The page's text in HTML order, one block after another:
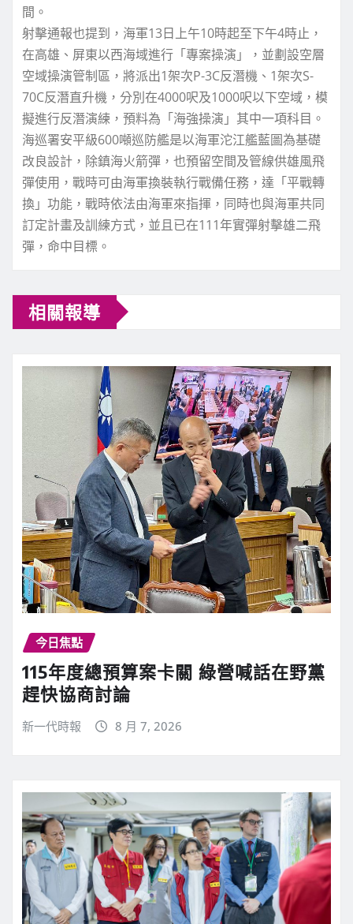
間。
射擊通報也提到，海軍13日上午10時起至下午4時止，
在高雄、屏東以西海域進行「專案操演」，並劃設空層
空域操演管制區，將派出1架次P-3C反潛機、1架次S-
70C反潛直升機，分別在4000呎及1000呎以下空域，模
擬進行反潛演練，預料為「海強操演」其中一項科目。
海巡署安平級600噸巡防艦是以海軍沱江艦藍圖為基礎
改良設計，除鎮海火箭彈，也預留空間及管線供雄風飛
彈使用，戰時可由海軍換裝執行戰備任務，達「平戰轉
換」功能，戰時依法由海軍來指揮，同時也與海軍共同
訂定計畫及訓練方式，並且已在111年實彈射擊雄二飛
彈，命中目標。
相關報導
今日焦點
115年度總預算案卡關 綠營喊話在野黨
趕快協商討論
新一代時報 8 月 7, 2026